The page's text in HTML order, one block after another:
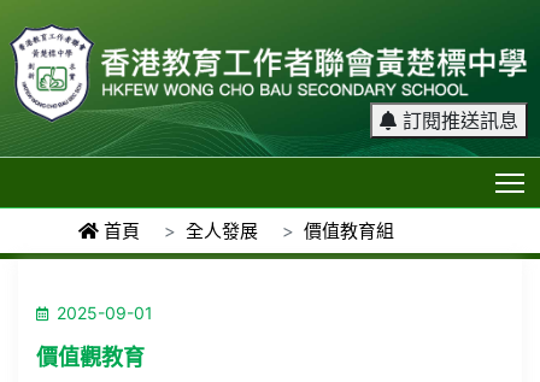
訂閱推送訊息
首頁 全人發展 價值教育組
2025-09-01
價值觀教育